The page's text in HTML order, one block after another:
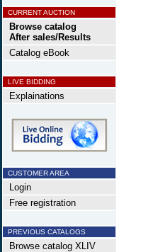
CURRENT AUCTION
Browse catalog
After sales/Results
Catalog eBook
LIVE BIDDING
Explainations
CUSTOMER AREA
Login
Free registration
PREVIOUS CATALOGS
Browse catalog XLIV